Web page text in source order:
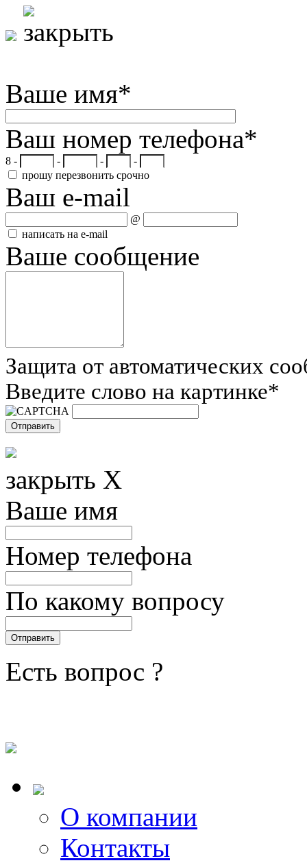
Ваше имя*
Ваш номер телефона*
8 - - -
-
прошу перезвонить срочно
Ваш e-mail
@
написать на e-mail
Ваше сообщение
Защита от автоматических
Введите слово на картинке*
закрыть X
Ваше имя
Номер телефона
По какому вопросу
Есть вопрос ?
О компании
Контакты